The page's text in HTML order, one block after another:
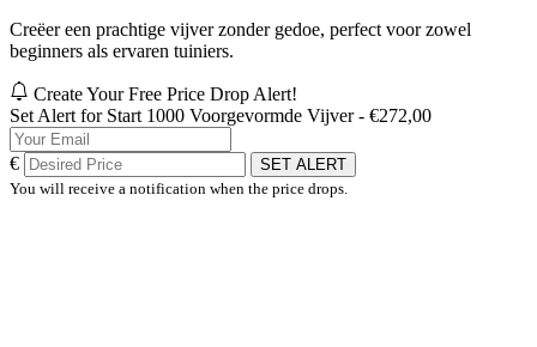
Creëer een prachtige vijver zonder gedoe, perfect voor zowel
beginners als ervaren tuiniers.
Create Your Free Price Drop Alert!
Set Alert for Start 1000 Voorgevormde Vijver - €272,00
€
SET ALERT
You will receive a notification when the price drops.